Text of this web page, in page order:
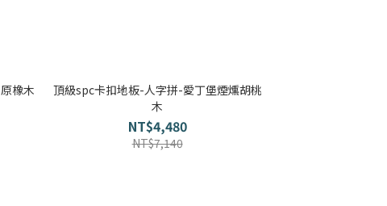
大白熊懶人沙發
超耐磨木地板知識
橡木
頂級spc卡扣地板-人字拼-愛丁堡煙燻胡桃
木
NT$4,480
NT$7,140